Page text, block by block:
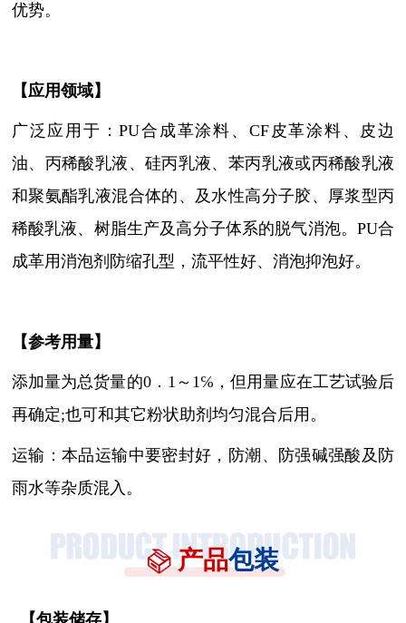
优势。
【应用领域】
广泛应用于：PU合成革涂料、CF皮革涂料、皮边
油、丙稀酸乳液、硅丙乳液、苯丙乳液或丙稀酸乳液
和聚氨酯乳液混合体的、及水性高分子胶、厚浆型丙
稀酸乳液、树脂生产及高分子体系的脱气消泡。PU合
成革用消泡剂防缩孔型，流平性好、消泡抑泡好。
【参考用量】
添加量为总货量的0．1～1℅，但用量应在工艺试验后
再确定;也可和其它粉状助剂均匀混合后用。
运输：本品运输中要密封好，防潮、防强碱强酸及防
雨水等杂质混入。
产品包装
【包装储存】